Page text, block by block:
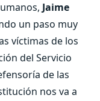
Jaime
un paso muy
víctimas de los
del Servicio
de las
nos va a